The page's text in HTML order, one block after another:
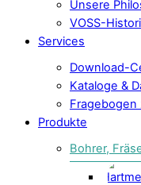
Unsere
VOSS-
Services
Download-
Kataloge &
Fragebogen
Produkte
Bohrer,